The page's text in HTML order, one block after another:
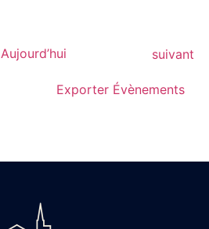
Aujourd’hui suivant
Exporter Évènements